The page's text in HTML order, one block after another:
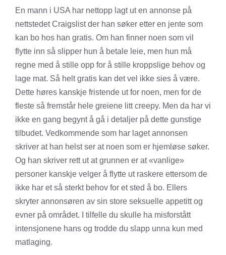
En mann i USA har nettopp lagt ut en annonse på
nettstedet Craigslist der han søker etter en jente som
kan bo hos han gratis. Om han finner noen som vil
flytte inn så slipper hun å betale leie, men hun må
regne med å stille opp for å stille kroppslige behov og
lage mat. Så helt gratis kan det vel ikke sies å være.
Dette høres kanskje fristende ut for noen, men for de
fleste så fremstår hele greiene litt creepy. Men da har vi
ikke en gang begynt å gå i detaljer på dette gunstige
tilbudet. Vedkommende som har laget annonsen
skriver at han helst ser at noen som er hjemløse søker.
Og han skriver rett ut at grunnen er at «vanlige»
personer kanskje velger å flytte ut raskere ettersom de
ikke har et så sterkt behov for et sted å bo. Ellers
skryter annonsøren av sin store seksuelle appetitt og
evner på området. I tilfelle du skulle ha misforstått
intensjonene hans og trodde du slapp unna kun med
matlaging.